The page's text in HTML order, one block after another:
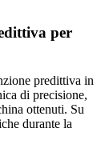
per
predittiva in
di precisione,
ottenuti. Su
durante la